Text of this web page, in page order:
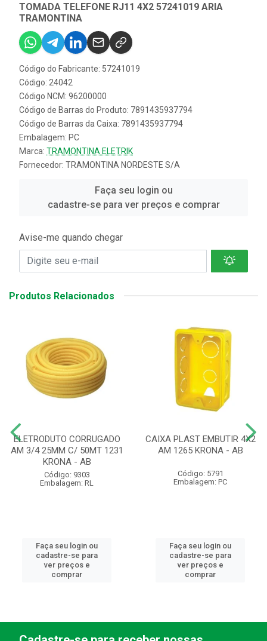
TOMADA TELEFONE RJ11 4X2 57241019 ARIA
TRAMONTINA
Código do Fabricante: 57241019
Código: 24042
Código NCM: 96200000
Código de Barras do Produto: 7891435937794
Código de Barras da Caixa: 7891435937794
Embalagem: PC
Marca: TRAMONTINA ELETRIK
Fornecedor: TRAMONTINA NORDESTE S/A
Faça seu login ou
cadastre-se para ver preços e comprar
Avise-me quando chegar
Produtos Relacionados
ELETRODUTO CORRUGADO
AM 3/4 25MM C/ 50MT 1231
KRONA - AB
Código: 9303
Embalagem: RL
Faça seu login ou
cadastre-se para
ver preços e
comprar
CAIXA PLAST EMBUTIR 4X2
AM 1265 KRONA - AB
Código: 5791
Embalagem: PC
Faça seu login ou
cadastre-se para
ver preços e
comprar